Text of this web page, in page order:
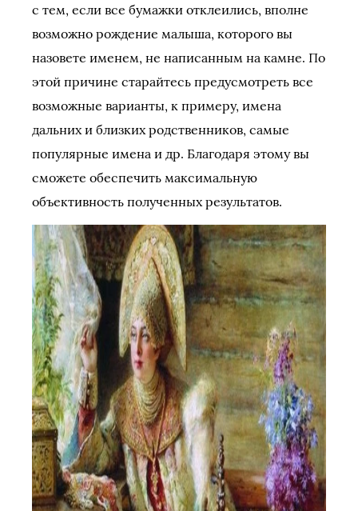
с тем, если все бумажки отклеились, вполне
возможно рождение малыша, которого вы
назовете именем, не написанным на камне. По
этой причине старайтесь предусмотреть все
возможные варианты, к примеру, имена
дальних и близких родственников, самые
популярные имена и др. Благодаря этому вы
сможете обеспечить максимальную
объективность полученных результатов.